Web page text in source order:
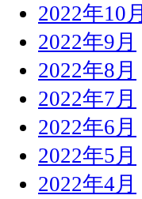
2022年10月
2022年9月
2022年8月
2022年7月
2022年6月
2022年5月
2022年4月